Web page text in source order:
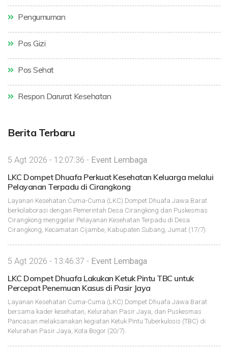
Pengumuman
Pos Gizi
Pos Sehat
Respon Darurat Kesehatan
Berita Terbaru
5 Agt 2026 - 12:07:36 - Event Lembaga
LKC Dompet Dhuafa Perkuat Kesehatan Keluarga melalui
Pelayanan Terpadu di Cirangkong
Layanan Kesehatan Cuma-Cuma (LKC) Dompet Dhuafa Jawa Barat
berkolaborasi dengan Pemerintah Desa Cirangkong dan Puskesmas
Cirangkong menggelar Pelayanan Kesehatan Terpadu di Desa
Cirangkong, Kecamatan Cijambe, Kabupaten Subang, Jumat (17/7).
5 Agt 2026 - 13:46:37 - Event Lembaga
LKC Dompet Dhuafa Lakukan Ketuk Pintu TBC untuk
Percepat Penemuan Kasus di Pasir Jaya
Layanan Kesehatan Cuma-Cuma (LKC) Dompet Dhuafa Jawa Barat
bersama kader kesehatan, Kelurahan Pasir Jaya, dan Puskesmas
Pancasan melaksanakan kegiatan Ketuk Pintu Tuberkulosis (TBC) di
Kelurahan Pasir Jaya, Kota Bogor (20/7).